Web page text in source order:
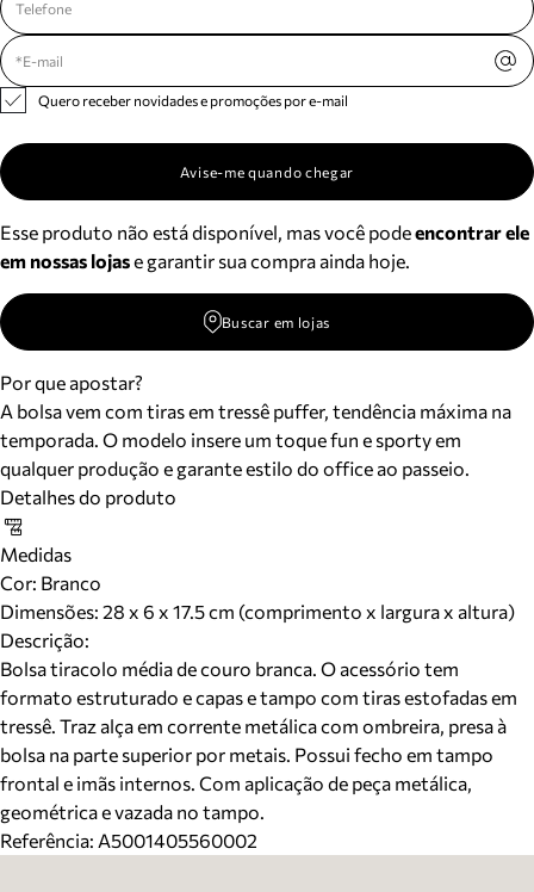
Quero receber novidades e promoções por e-mail
Avise-me quando chegar
Esse produto não está disponível, mas você podeencontrar ele
em nossas lojase garantir sua compra ainda hoje.
Buscar em lojas
Por que apostar?
A bolsa vem com tiras em tressê puffer, tendência máxima na
temporada. O modelo insere um toque fun e sporty em
qualquer produção e garante estilo do office ao passeio.
Detalhes do produto
Medidas
Cor: Branco
Dimensões: 28 x 6 x 17.5 cm (comprimento x largura x altura)
Descrição:
Bolsa tiracolo média de couro branca. O acessório tem
formato estruturado e capas e tampo com tiras estofadas em
tressê. Traz alça em corrente metálica com ombreira, presa à
bolsa na parte superior por metais. Possui fecho em tampo
frontal e imãs internos. Com aplicação de peça metálica,
geométrica e vazada no tampo.
Referência: A5001405560002